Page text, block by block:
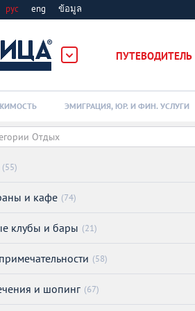
рус eng ข้อมูล
ПУТЕВОДИТЕЛЬ
ЭМИГРАЦИЯ, ЮР. И ФИН. УСЛУГИ
(55)
и кафе (74)
клубы и бары (21)
(58)
и шопинг (67)